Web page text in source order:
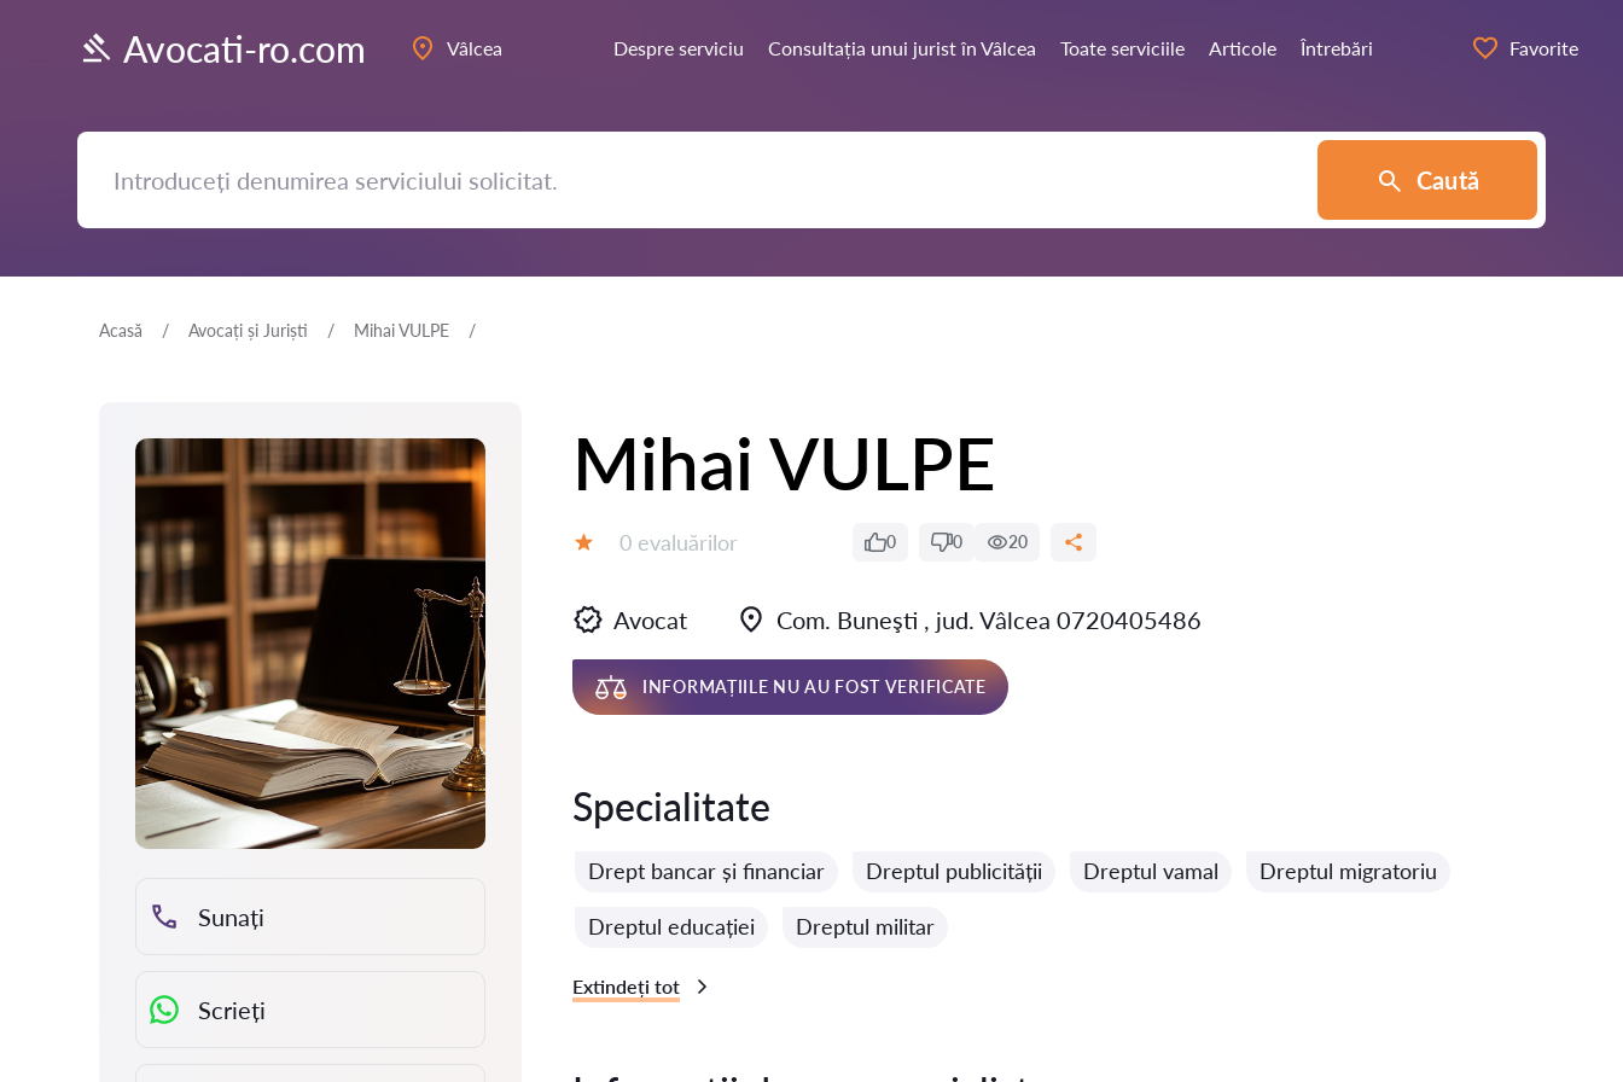
Avocati-ro.com Vâlcea Despre serviciu Consultația unui jurist în Vâlcea Toate serviciile Articole Întrebări Favorite
Caută
Acasă Avocați și Juriști Mihai VULPE
Sunați
Scrieți
Mihai VULPE
Evaluărilor:
0 evaluărilor 0 0 20
Avocat Com. Buneşti , jud. Vâlcea 0720405486
INFORMAȚIILE NU AU FOST VERIFICATE
Specialitate
Drept bancar și financiar Dreptul publicității Dreptul vamal Dreptul migratoriu
Dreptul educației Dreptul militar
Extindeți tot